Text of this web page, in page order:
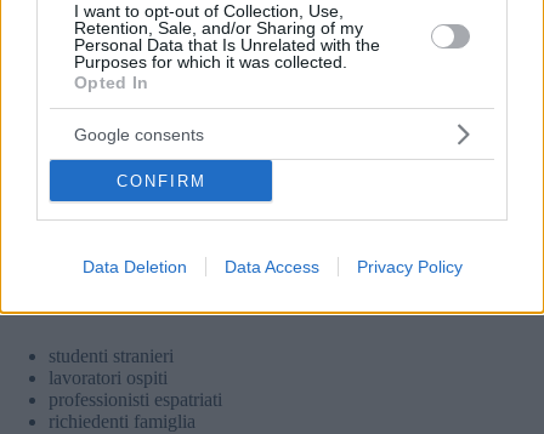
I want to opt-out of Collection, Use,
Retention, Sale, and/or Sharing of my
Personal Data that Is Unrelated with the
Purposes for which it was collected.
Opted In
Google consents
CONFIRM
Data Deletion Data Access Privacy Policy
Il flusso abituale è:
caricare il passaporto + i documenti di supporto
pagare la tassa
presentare i dati biometrici quando richiesto
Questo sistema digitale ha semplificato notevolmente il
processo:
studenti stranieri
lavoratori ospiti
professionisti espatriati
richiedenti famiglia